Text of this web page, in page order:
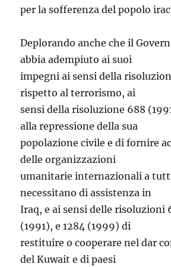
per la sofferenza del popolo
Deplorando anche che il
abbia adempiuto ai suoi
impegni ai sensi della
rispetto al terrorismo, ai
sensi della risoluzione 688
alla repressione della sua
popolazione civile e di fornire
delle organizzazioni
umanitarie internazionali a
necessitano di assistenza in
Iraq, e ai sensi delle risoluzioni
(1991), e 1284 (1999) di
restituire o cooperare nel dar
del Kuwait e di paesi